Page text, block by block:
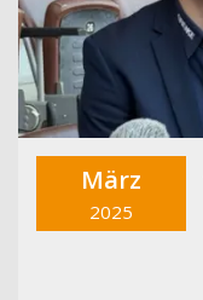
März
2025